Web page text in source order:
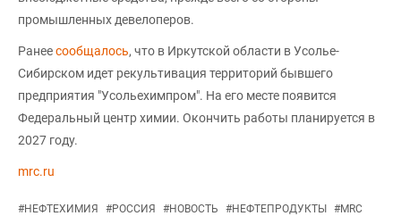
промышленных девелоперов.
Ранеесообщалось, что в Иркутской области в Усолье-
Сибирском идет рекультивация территорий бывшего
предприятия "Усольехимпром". На его месте появится
Федеральный центр химии. Окончить работы планируется в
2027 году.
mrc.ru
#НЕФТЕХИМИЯ #РОССИЯ #НОВОСТЬ #НЕФТЕПРОДУКТЫ #MRC